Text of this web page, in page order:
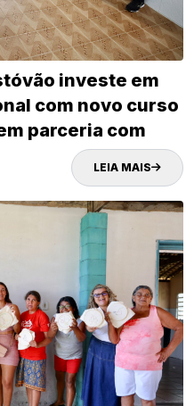
investe em
com novo curso
parceria com
LEIA MAIS